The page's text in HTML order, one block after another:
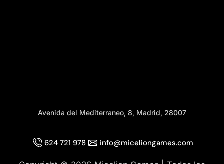
Avenida del Mediterraneo, 8, Madrid, 28007
624 721 978 info@miceliongames.com